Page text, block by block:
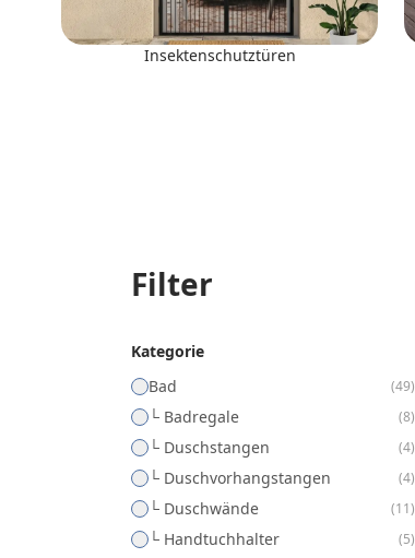
Insektenschutztüren
Filter
Kategorie
Bad
(49)
└ Badregale (8)
└ Duschstangen (4)
└ Duschvorhangstangen (4)
└ Duschwände (11)
└ Handtuchhalter (5)